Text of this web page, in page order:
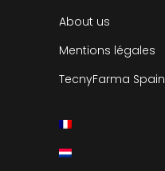
About us
Mentions légales
TecnyFarma Spain